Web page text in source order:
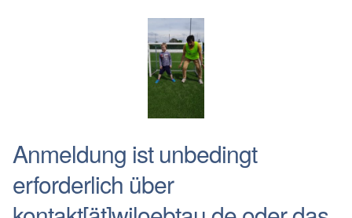
Anmeldung ist unbedingt
erforderlich über